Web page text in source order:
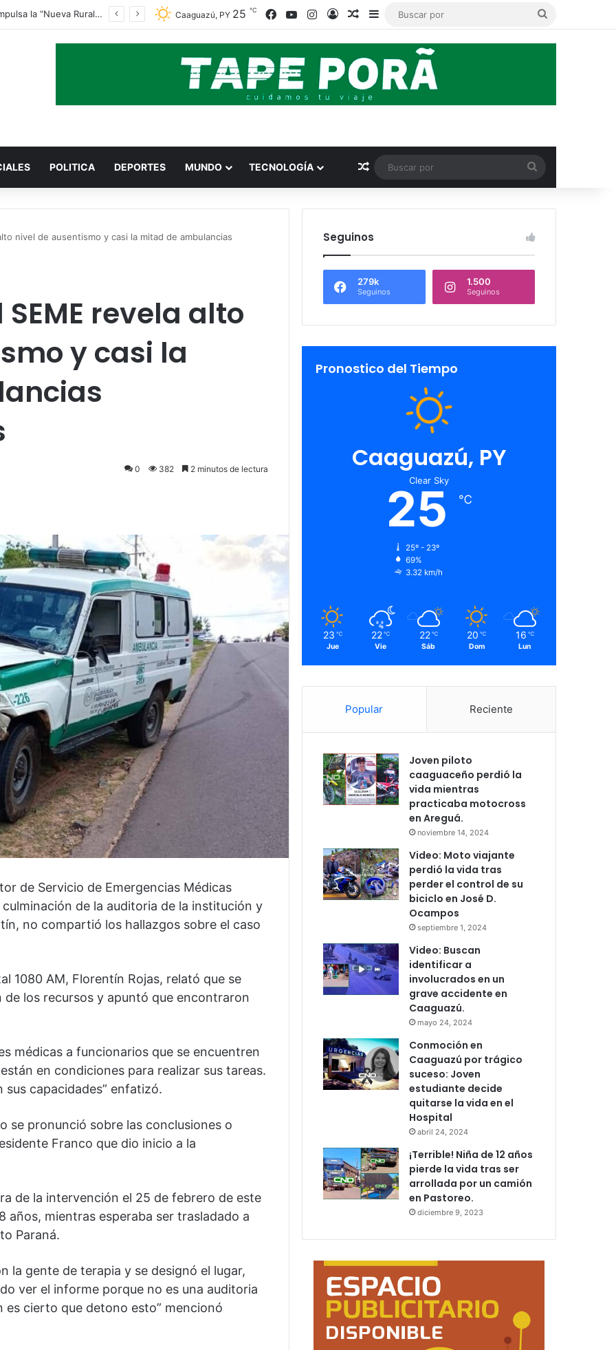
Indert impulsa la “Nueva Ruralidad” para garantizar la titulación de tierras a familias campesinas. Caaguazú, PY 25 ℃ Facebook
YouTubeInstagramAccesoPublicación al azar
Barra lateral
POLITICA DEPORTES MUNDO TECNOLOGÍA Publicación al azar
por
nivel de ausentismo y casi la mitad de ambulancias
revela alto
y casi la
0 382 2 minutos de lectura
de Servicio de Emergencias Médicas
de la auditoria de la institución y
no compartió los hallazgos sobre el caso
1080 AM, Florentín Rojas, relató que se
los recursos y apuntó que encontraron
médicas a funcionarios que se encuentren
en condiciones para realizar sus tareas.
sus capacidades” enfatizó.
se pronunció sobre las conclusiones o
Franco que dio inicio a la
de la intervención el 25 de febrero de este
años, mientras esperaba ser trasladado a
Paraná.
la gente de terapia y se designó el lugar,
ver el informe porque no es una auditoria
cierto que detono esto” mencionó
Seguinos
279k
Seguinos
1.500
Seguinos
Pronostico del Tiempo
Caaguazú, PY
Clear Sky
25 ℃
25º - 23º
69%
3.32 km/h
23 ℃
Jue
22 ℃
Vie
22 ℃
Sáb
20 ℃
Dom
16 ℃
Lun
Popular Reciente
Joven piloto
caaguaceño perdió la
vida mientras
practicaba motocross
en Areguá.
noviembre 14, 2024
Video: Moto viajante
perdió la vida tras
perder el control de su
biciclo en José D.
Ocampos
septiembre 1, 2024
Video: Buscan
identificar a
involucrados en un
grave accidente en
Caaguazú.
mayo 24, 2024
Conmoción en
Caaguazú por trágico
suceso: Joven
estudiante decide
quitarse la vida en el
Hospital
abril 24, 2024
¡Terrible! Niña de 12 años
pierde la vida tras ser
arrollada por un camión
en Pastoreo.
diciembre 9, 2023